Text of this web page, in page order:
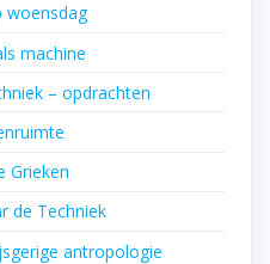
woensdag
machine
– opdrachten
Grieken
de Techniek
antropologie